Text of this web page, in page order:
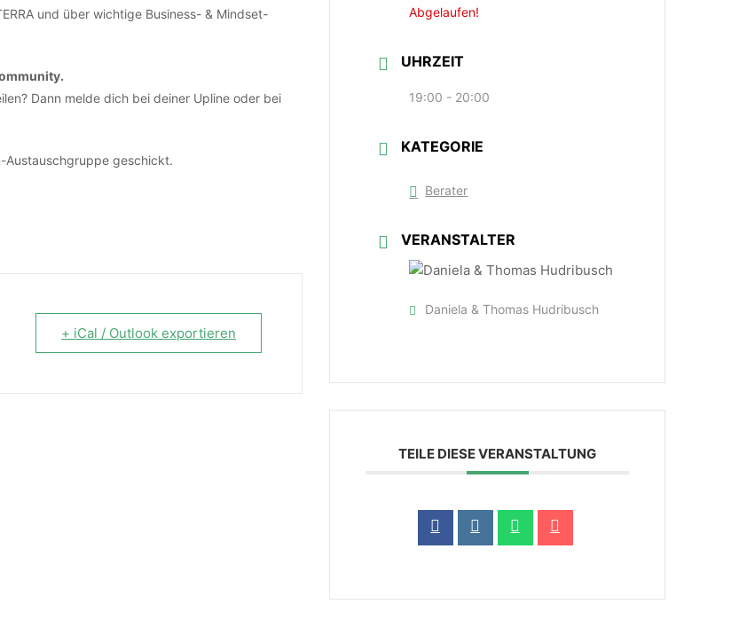
und über wichtige Business- & Mindset-
Dann melde dich bei deiner Upline oder bei
Austauschgruppe geschickt.
+ iCal / Outlook exportieren
Abgelaufen!
UHRZEIT
19:00 - 20:00
KATEGORIE
Berater
VERANSTALTER
Daniela & Thomas Hudribusch
TEILE DIESE VERANSTALTUNG